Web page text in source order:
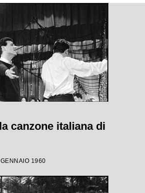
canzone italiana di
1960